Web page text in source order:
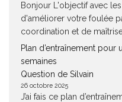
Bonjour L'objectif avec
d'améliorer votre foulée
coordination et de
Plan d’entraînement
semaines
Question de Silvain
26 octobre 2025
J’ai fais ce plan